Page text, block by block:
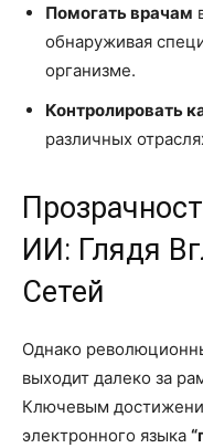
Помогать врачам
обнаруживая
организме.
Контролировать
различных
ИИ: Глядя
Сетей
Однако
выходит далеко за
Ключевым
электронного языка